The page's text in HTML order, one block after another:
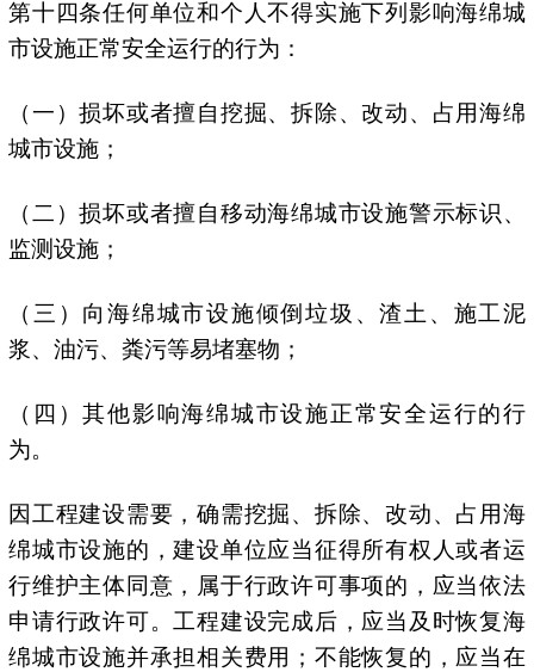
第十四条任何单位和个人不得实施下列影响海绵城
市设施正常安全运行的行为：
（一）损坏或者擅自挖掘、拆除、改动、占用海绵
城市设施；
（二）损坏或者擅自移动海绵城市设施警示标识、
监测设施；
（三）向海绵城市设施倾倒垃圾、渣土、施工泥
浆、油污、粪污等易堵塞物；
（四）其他影响海绵城市设施正常安全运行的行
为。
因工程建设需要，确需挖掘、拆除、改动、占用海
绵城市设施的，建设单位应当征得所有权人或者运
行维护主体同意，属于行政许可事项的，应当依法
申请行政许可。工程建设完成后，应当及时恢复海
绵城市设施并承担相关费用；不能恢复的，应当在